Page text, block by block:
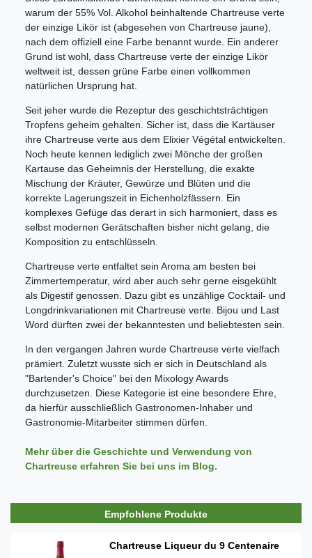
warum der 55% Vol. Alkohol beinhaltende Chartreuse verte
der einzige Likör ist (abgesehen von Chartreuse jaune),
nach dem offiziell eine Farbe benannt wurde. Ein anderer
Grund ist wohl, dass Chartreuse verte der einzige Likör
weltweit ist, dessen grüne Farbe einen vollkommen
natürlichen Ursprung hat.
Seit jeher wurde die Rezeptur des geschichtsträchtigen
Tropfens geheim gehalten. Sicher ist, dass die Kartäuser
ihre Chartreuse verte aus dem Elixier Végétal entwickelten.
Noch heute kennen lediglich zwei Mönche der großen
Kartause das Geheimnis der Herstellung, die exakte
Mischung der Kräuter, Gewürze und Blüten und die
korrekte Lagerungszeit in Eichenholzfässern. Ein
komplexes Gefüge das derart in sich harmoniert, dass es
selbst modernen Gerätschaften bisher nicht gelang, die
Komposition zu entschlüsseln.
Chartreuse verte entfaltet sein Aroma am besten bei
Zimmertemperatur, wird aber auch sehr gerne eisgekühlt
als Digestif genossen. Dazu gibt es unzählige Cocktail- und
Longdrinkvariationen mit Chartreuse verte. Bijou und Last
Word dürften zwei der bekanntesten und beliebtesten sein.
In den vergangen Jahren wurde Chartreuse verte vielfach
prämiert. Zuletzt wusste sich er sich in Deutschland als
"Bartender's Choice" bei den Mixology Awards
durchzusetzen. Diese Kategorie ist eine besondere Ehre,
da hierfür ausschließlich Gastronomen-Inhaber und
Gastronomie-Mitarbeiter stimmen dürfen.
Mehr über die Geschichte und Verwendung von
Chartreuse erfahren Sie bei uns im Blog.
Empfohlene Produkte
Chartreuse Liqueur du 9 Centenaire